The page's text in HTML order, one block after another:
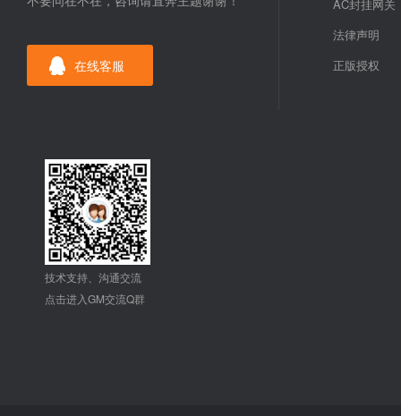
在线客服
AC封挂网关
法律声明
正版授权
技术支持、沟通交流
点击进入GM交流Q群